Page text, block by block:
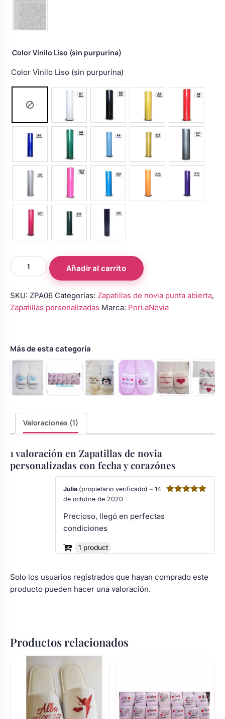
Color Vinilo Liso (sin purpurina)
Color Vinilo Liso (sin purpurina)
personalizadas
con
corazónes
cantidad
Añadir al carrito
SKU: ZPA06 Categorías: Zapatillas de novia punta abierta,
Zapatillas personalizadas Marca: PorLaNovia
Más de esta categoría
Valoraciones (1)
1 valoración en Zapatillas de novia
personalizadas con fecha y corazónes
Julia (propietario verificado) – 14
de octubre de 2020
Precioso, llegó en perfectas
condiciones
1 product
Solo los usuarios registrados que hayan comprado este
producto pueden hacer una valoración.
Productos relacionados